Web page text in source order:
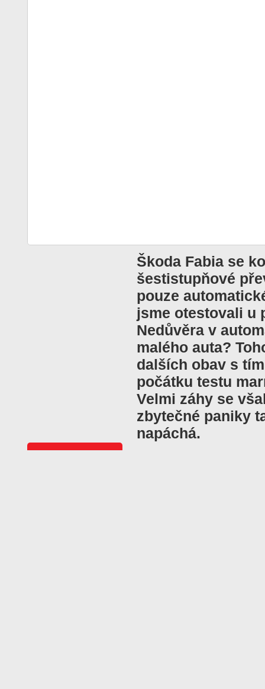
Škoda Fabia se
šestistupňové
pouze
jsme otestovali u
Nedůvěra v
malého auta?
dalších obav s
počátku testu
Velmi záhy se
zbytečné paniky
napáchá.
Vyšlo v časopisu